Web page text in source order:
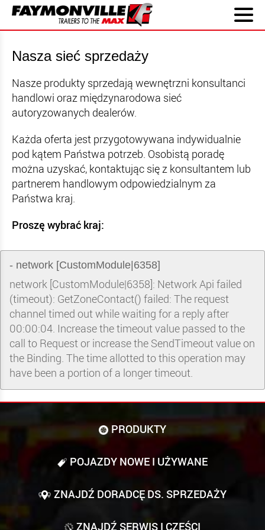
Nasza sieć sprzedaży
Nasze produkty sprzedają wewnętrzni konsultanci
handlowi oraz międzynarodowa sieć
autoryzowanych dealerów.
Każda oferta jest przygotowywana indywidualnie
pod kątem Państwa potrzeb. Osobistą poradę
można uzyskać, kontaktując się z konsultantem lub
partnerem handlowym odpowiedzialnym za
Państwa kraj.
Proszę wybrać kraj:
- network [CustomModule|6358]
network [CustomModule|6358]: Network Api failed
(timeout): GetZoneContact() failed: The request
channel timed out while waiting for a reply after
00:00:04. Increase the timeout value passed to the
call to Request or increase the SendTimeout value on
the Binding. The time allotted to this operation may
have been a portion of a longer timeout.
PRODUKTY
POJAZDY NOWE I UŻYWANE
ZNAJDŹ DORADCĘ DS. SPRZEDAŻY
ZNAJDŹ SERWIS I CZĘŚCI